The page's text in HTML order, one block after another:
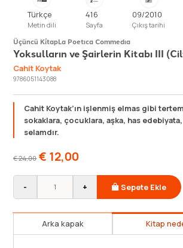
Türkçe
Metin dili
416
Sayfa
09/2010
Çıkış tarihi
Üçüncü Ki̇tapLa Poetıca Commedıa
Yoksulların ve Şairlerin Kitabı III
Cahit Koytak
9786051143088
Cahit Koytak’ın işlenmiş elmas gibi
sokaklara, çocuklara, aşka, has
selamdır.
€24,00 € 12,00
- + Sepete Ekle
Arka kapak Kitap